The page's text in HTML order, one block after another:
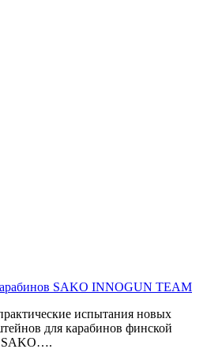
SAKO INNOGUN TEAM
испытания новых
для карабинов финской
SAKO….